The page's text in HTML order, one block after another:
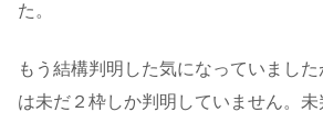
た。
もう結構判明した気になっていまし
は未だ２枠しか判明していません。